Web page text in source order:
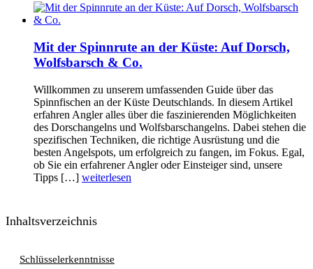
Mit der Spinnrute an der Küste: Auf Dorsch,
Wolfsbarsch & Co.
Willkommen zu unserem umfassenden Guide über das
Spinnfischen an der Küste Deutschlands. In diesem Artikel
erfahren Angler alles über die faszinierenden Möglichkeiten
des Dorschangelns und Wolfsbarschangelns. Dabei stehen die
spezifischen Techniken, die richtige Ausrüstung und die
besten Angelspots, um erfolgreich zu fangen, im Fokus. Egal,
ob Sie ein erfahrener Angler oder Einsteiger sind, unsere
Tipps […] weiterlesen
Inhaltsverzeichnis
Schlüsselerkenntnisse